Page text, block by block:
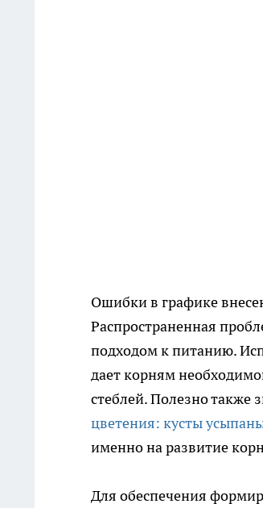
Ошибки в графике
Распространенная
подходом к питанию.
дает корням
стеблей. Полезно также
цветения: кусты
именно на развитие
Для обеспечения